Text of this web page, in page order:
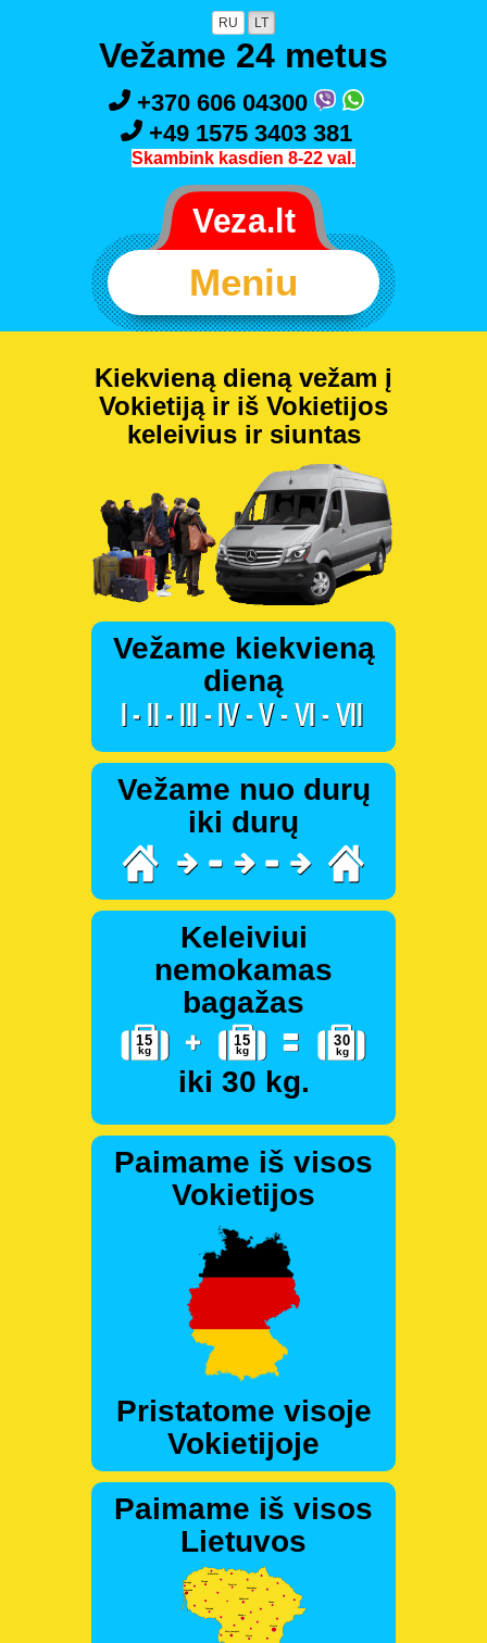
RU LT
Vežame 24 metus
+370 606 04300
+49 1575 3403 381
Skambink kasdien 8-22 val.
Meniu
Kiekvieną dieną vežam į
Vokietiją ir iš Vokietijos
keleivius ir siuntas
Vežame kiekvieną
dieną
Vežame nuo durų
iki durų
Keleiviui
nemokamas
bagažas
iki 30 kg.
Paimame iš visos
Vokietijos
Pristatome visoje
Vokietijoje
Paimame iš visos
Lietuvos